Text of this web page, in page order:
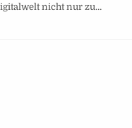
nicht nur zu…